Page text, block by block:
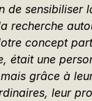
de sensibiliser
recherche
concept
était une
mais grâce à
leur